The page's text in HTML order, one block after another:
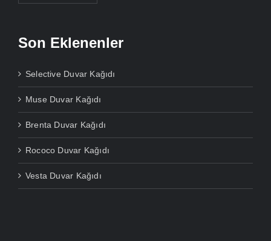
Son Eklenenler
Selective Duvar Kağıdı
Muse Duvar Kağıdı
Brenta Duvar Kağıdı
Rococo Duvar Kağıdı
Vesta Duvar Kağıdı